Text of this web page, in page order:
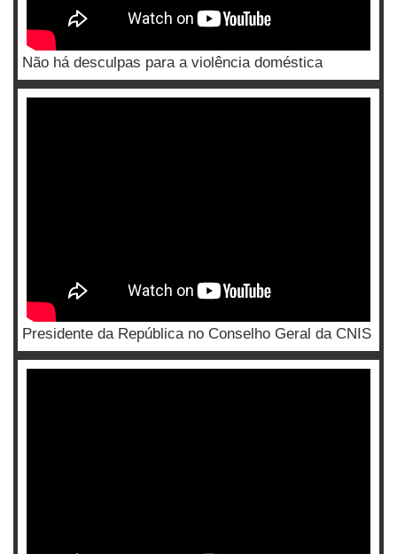
Não há desculpas para a violência doméstica
Presidente da República no Conselho Geral da CNIS